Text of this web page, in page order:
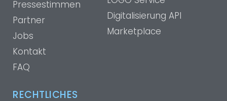
Pressestimmen
Partner
Jobs
Kontakt
FAQ
Digitalisierung API
Marketplace
RECHTLICHES